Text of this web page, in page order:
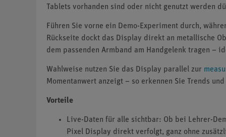
Tablets vorhanden sind oder nicht genutzt werden
Führen Sie vorne ein Demo-Experiment durch,
Rückseite dockt das Display direkt an metallische
dem passenden Armband am Handgelenk tragen –
Wahlweise nutzen Sie das Display parallel zur
Momentanwert anzeigt – so erkennen Sie Trends
Vorteile
Live-Daten für alle sichtbar: Ob bei Lehrer-
Pixel Display direkt verfolgt, ganz ohne